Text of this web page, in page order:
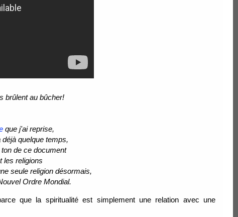
brûlent au bûcher!
que j'ai reprise,
quelque temps,
de ce document
les religions
seule religion désormais,
Ordre Mondial.
que la spiritualité est simplement une relation avec une